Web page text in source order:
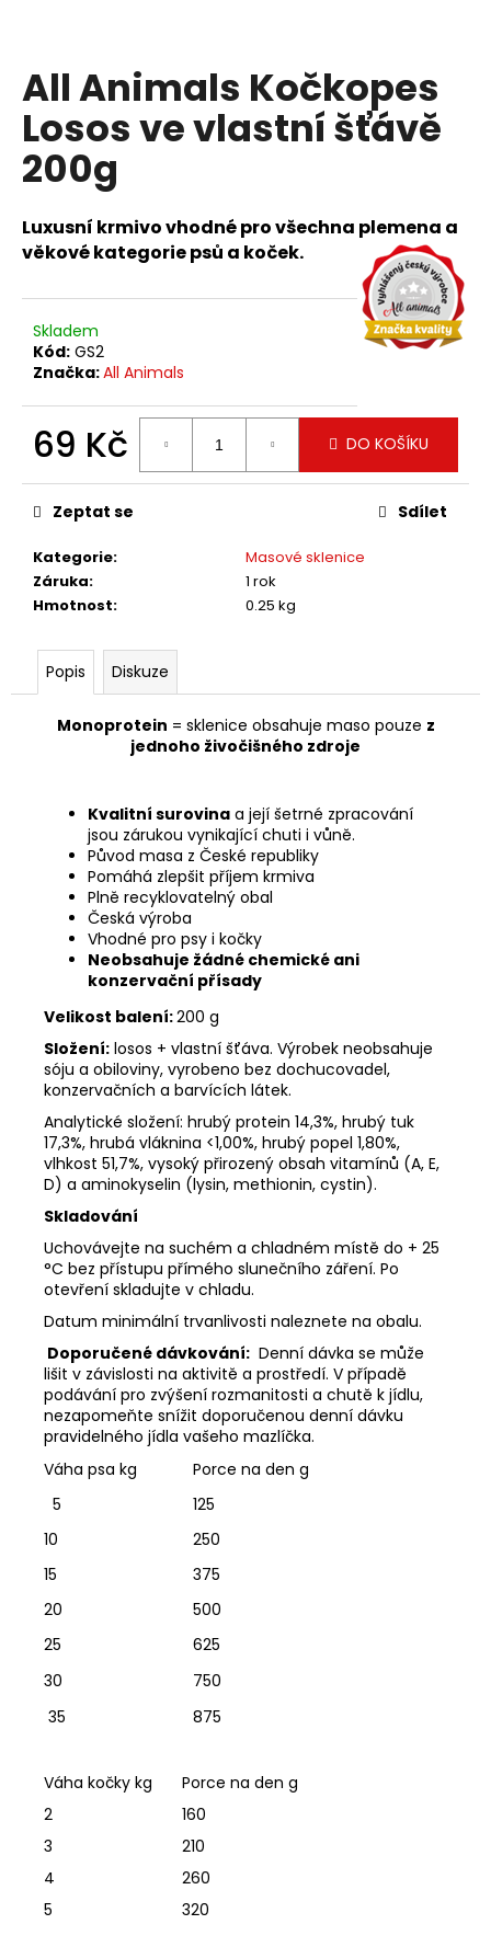
All Animals Kočkopes
Losos ve vlastní šťávě
200g
Luxusní krmivo vhodné pro všechna plemena a
věkové kategorie psů a koček.
Skladem
Kód: GS2
Značka:All Animals
69 Kč
cena:
DO KOŠÍKU
Kategorie:
Masové sklenice
Záruka:
1 rok
Hmotnost: 0.25 kg
Zeptat se Sdílet
Popis Diskuze
Monoprotein = sklenice obsahuje maso pouze z
jednoho živočišného zdroje
Kvalitní surovina a její šetrné zpracování
jsou zárukou vynikající chuti i vůně.
Původ masa z České republiky
Pomáhá zlepšit příjem krmiva
Plně recyklovatelný obal
Česká výroba
Vhodné pro psy i kočky
Neobsahuje žádné chemické ani
konzervační přísady
Velikost balení:200 g
Složení: losos + vlastní šťáva. Výrobek neobsahuje
sóju a obiloviny, vyrobeno bez dochucovadel,
konzervačních a barvících látek.
Analytické složení: hrubý protein 14,3%, hrubý tuk
17,3%, hrubá vláknina <1,00%, hrubý popel 1,80%,
vlhkost 51,7%, vysoký přirozený obsah vitamínů (A, E,
D) a aminokyselin (lysin, methionin, cystin).
Skladování
Uchovávejte na suchém a chladném místě do + 25
°C bez přístupu přímého slunečního záření. Po
otevření skladujte v chladu.
Datum minimální trvanlivosti naleznete na obalu.
Doporučené dávkování: Denní dávka se může
lišit v závislosti na aktivitě a prostředí. V případě
podávání pro zvýšení rozmanitosti a chutě k jídlu,
nezapomeňte snížit doporučenou denní dávku
pravidelného jídla vašeho mazlíčka.
Váha psa kg
Porce na den g
5
125
10
250
15
375
20
500
25
625
30
750
35
875
Váha kočky kg
Porce na den g
2
160
3
210
4
260
5
320
í
t
?
HLEDAT
D
o
p
č
u
e
m
e